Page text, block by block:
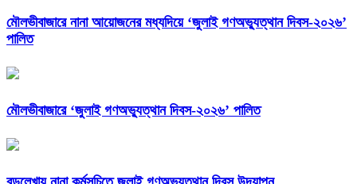
মৌলভীবাজারে নানা আয়োজনের মধ্যদিয়ে ‘জুলাই গণঅভ্যুত্থান দিবস-২০২৬’
পালিত
মৌলভীবাজারে ‘জুলাই গণঅভ্যুত্থান দিবস-২০২৬’ পালিত